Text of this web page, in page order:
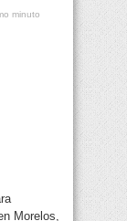
minuto
Morelos,